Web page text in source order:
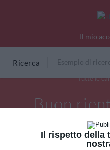
Il rispetto della
Il mio
Ricerca
Tutte le
Buon